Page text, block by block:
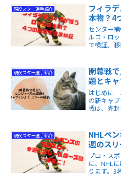
督の起用
ラマがあ
現役スター選手紹介
フィラ
本物？4
センター
ルコ・ロ
で検証。
現役スター選手紹介
開幕戦
題とキ
はじめに
の新キャ
戦は、完
乱れたチ
や若手ク
現役スター選手紹介
NHLペ
週のス
プロ・ス
に、NHL
ります。3